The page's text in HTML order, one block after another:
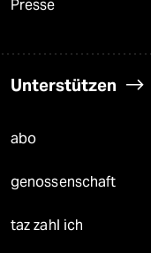
Presse
Unterstützen
abo
genossenschaft
taz zahl ich